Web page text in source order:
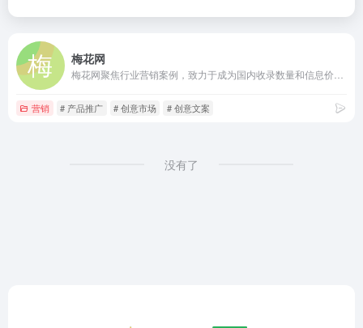
梅花网
营销 # 产品推广 # 创意市场 # 创意文案
没有了